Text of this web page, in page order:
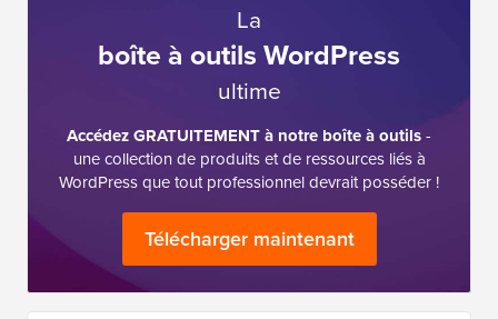
La
boîte à outils WordPress
ultime
Accédez GRATUITEMENT à notre boîte à outils-
une collection de produits et de ressources liés à
WordPress que tout professionnel devrait posséder !
Télécharger maintenant